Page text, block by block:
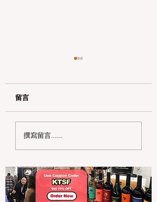
加州野区露营必读：如
留言
撰寫留言......